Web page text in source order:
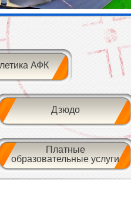
АФК
Дзюдо
Платные
образовательные услуги